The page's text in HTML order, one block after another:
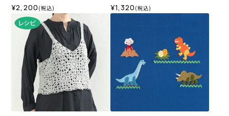
¥2,200 (税込) ¥1,320 (税込)